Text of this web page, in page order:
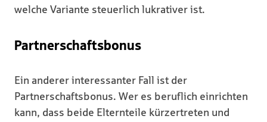
welche Variante steuerlich lukrativer ist.
Partnerschaftsbonus
Ein anderer interessanter Fall ist der
Partnerschaftsbonus. Wer es beruflich einrichten
kann, dass beide Elternteile kürzertreten und